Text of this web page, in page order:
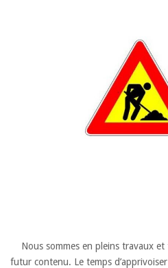
Nous sommes en pleins travaux et
futur contenu. Le temps